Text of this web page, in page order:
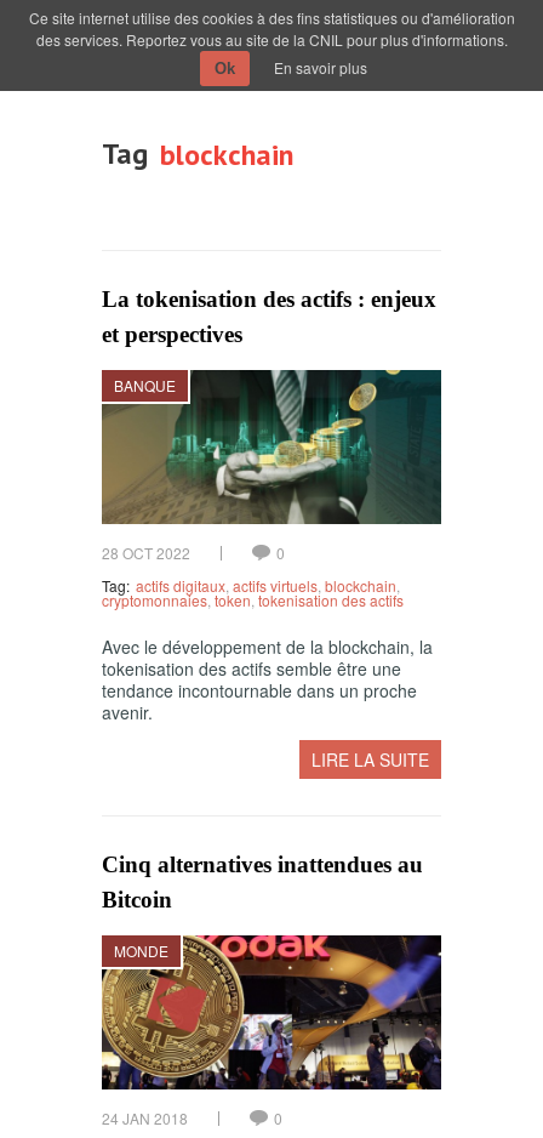
Tag blockchain
La tokenisation des actifs : enjeux
et perspectives
BANQUE
28 OCT 2022
0
Tag: actifs digitaux actifs virtuels blockchain
cryptomonnaies token tokenisation des actifs
Avec le développement de la blockchain, la
tokenisation des actifs semble être une
tendance incontournable dans un proche
avenir.
LIRE LA SUITE
Cinq alternatives inattendues au
Bitcoin
MONDE
24 JAN 2018
0
Ce site internet utilise des cookies à des fins statistiques ou d'amélioration
des services. Reportez vous au site de la CNIL pour plus d'informations.
Ok En savoir plus